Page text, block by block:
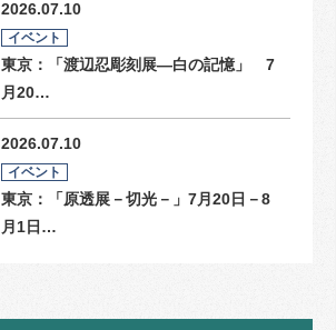
2026.07.10
イベント
東京：「渡辺忍彫刻展―白の記憶」 7
月20…
2026.07.10
イベント
東京：「原透展－切光－」7月20日－8
月1日…